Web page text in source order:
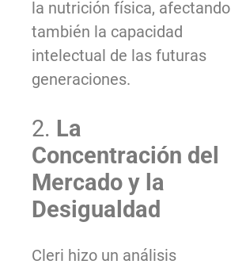
la nutrición física, afectando
también la capacidad
intelectual de las futuras
generaciones.
2. La
Concentración del
Mercado y la
Desigualdad
Cleri hizo un análisis